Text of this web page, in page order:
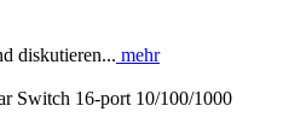
diskutieren... mehr
Switch 16-port 10/100/1000